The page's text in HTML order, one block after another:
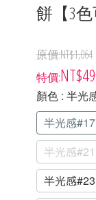
餅【3色
NT$1,064
顏色 : 半光
半光感
半光感
半光感